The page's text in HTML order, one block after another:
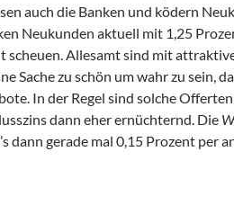
auch die Banken und ködern
Neukunden aktuell mit 1,25
scheuen. Allesamt sind mit
Sache zu schön um wahr zu sein,
In der Regel sind solche
dann eher ernüchternd. Die
dann gerade mal 0,15 Prozent per